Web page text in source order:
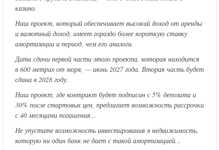
казино.
Наш проект, который обеспечивает высокий доход от аренды
и валютный доход, имеет гораздо более короткую ставку
амортизации и период, чем его аналоги.
Дата сдачи первой части этого проекта, которая находится
в 600 метрах от моря, — июнь 2027 года. Вторая часть будет
сдана в 2028 году.
Наш проект, где контракт будет подписан с 5% депозита и
30% после стартовых цен, предлагает возможность рассрочки
с 40 месяцами погашения...
Не упустите возможность инвестирования в недвижимость,
которую ни один банк не дает с такой амортизацией...